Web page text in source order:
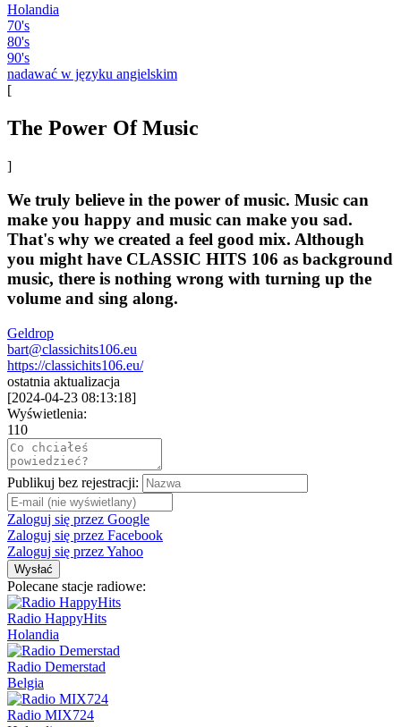
Holandia
70's
80's
90's
nadawać w języku angielskim
[
The Power Of Music
]
We truly believe in the power of music. Music can
make you happy and music can make you sad.
That's why we created a feel good mix. Although
you might have CLASSIC HITS 106 as background
music, there is nothing wrong with turning up the
volume and sing along.
Geldrop
bart@classichits106.eu
https://classichits106.eu/
ostatnia aktualizacja
[2024-04-23 08:13:18]
Wyświetlenia:
110
Publikuj bez rejestracji:
Zaloguj się przez Google
Zaloguj się przez Facebook
Zaloguj się przez Yahoo
Wysłać
Polecane stacje radiowe:
Radio HappyHits
Holandia
Radio Demerstad
Belgia
Radio MIX724